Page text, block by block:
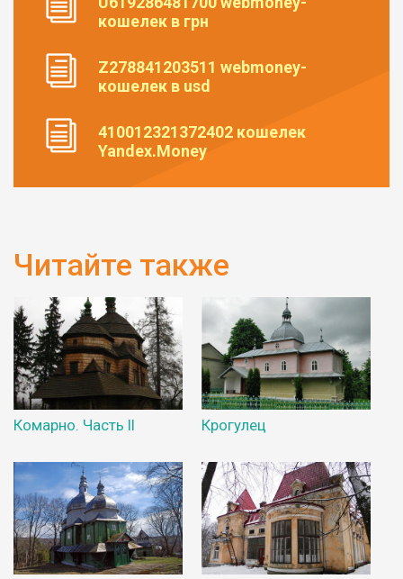
кошелек в грн
Z278841203511 webmoney-
кошелек в usd
410012321372402 кошелек
Yandex.Money
Читайте также
Комарно. Часть ІІ Крогулец